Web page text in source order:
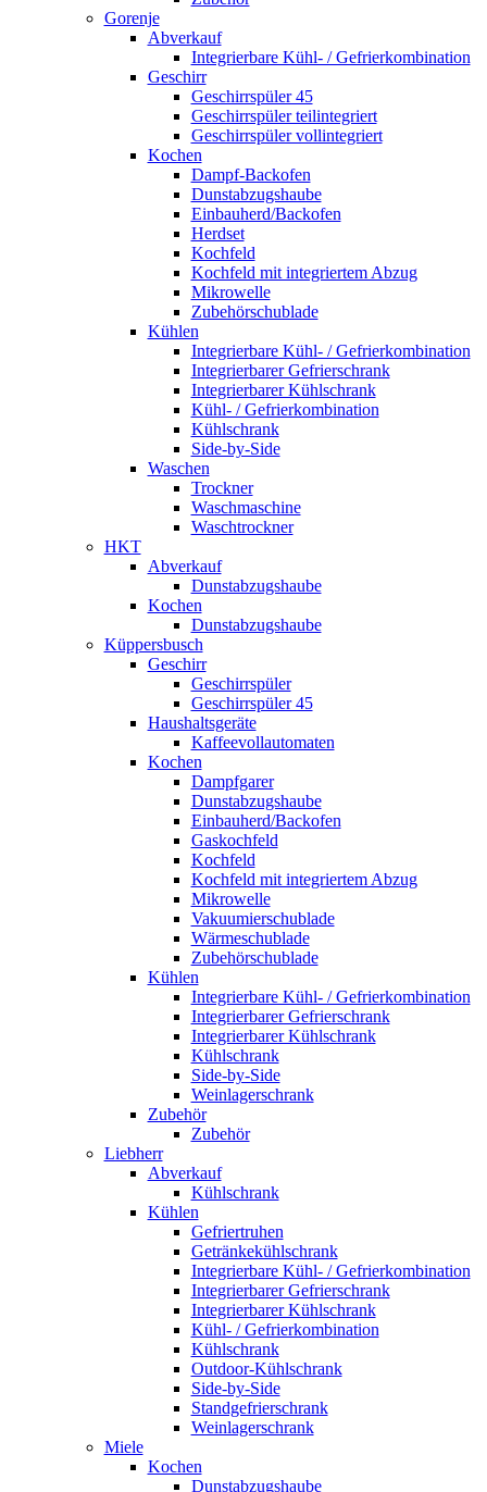
Gorenje
Abverkauf
Integrierbare Kühl- / Gefrierkombination
Geschirr
Geschirrspüler 45
Geschirrspüler teilintegriert
Geschirrspüler vollintegriert
Kochen
Dampf-Backofen
Dunstabzugshaube
Einbauherd/Backofen
Herdset
Kochfeld
Kochfeld mit integriertem Abzug
Mikrowelle
Zubehörschublade
Kühlen
Integrierbare Kühl- / Gefrierkombination
Integrierbarer Gefrierschrank
Integrierbarer Kühlschrank
Kühl- / Gefrierkombination
Kühlschrank
Side-by-Side
Waschen
Trockner
Waschmaschine
Waschtrockner
HKT
Abverkauf
Dunstabzugshaube
Kochen
Dunstabzugshaube
Küppersbusch
Geschirr
Geschirrspüler
Geschirrspüler 45
Haushaltsgeräte
Kaffeevollautomaten
Kochen
Dampfgarer
Dunstabzugshaube
Einbauherd/Backofen
Gaskochfeld
Kochfeld
Kochfeld mit integriertem Abzug
Mikrowelle
Vakuumierschublade
Wärmeschublade
Zubehörschublade
Kühlen
Integrierbare Kühl- / Gefrierkombination
Integrierbarer Gefrierschrank
Integrierbarer Kühlschrank
Kühlschrank
Side-by-Side
Weinlagerschrank
Zubehör
Zubehör
Liebherr
Abverkauf
Kühlschrank
Kühlen
Gefriertruhen
Getränkekühlschrank
Integrierbare Kühl- / Gefrierkombination
Integrierbarer Gefrierschrank
Integrierbarer Kühlschrank
Kühl- / Gefrierkombination
Kühlschrank
Outdoor-Kühlschrank
Side-by-Side
Standgefrierschrank
Weinlagerschrank
Miele
Kochen
Dunstabzugshaube